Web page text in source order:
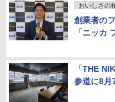
おいしさの
創業者の
「ニッカ
「THE
参道に8月